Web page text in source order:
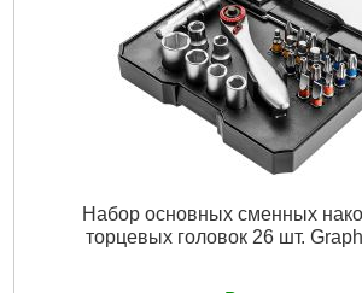
Набор основных сменных
торцевых головок 26 шт.